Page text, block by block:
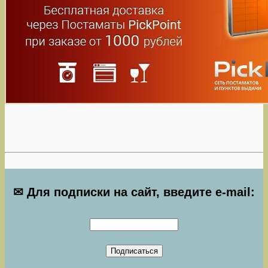
✉ Для подписки на сайт, введите e-mail: